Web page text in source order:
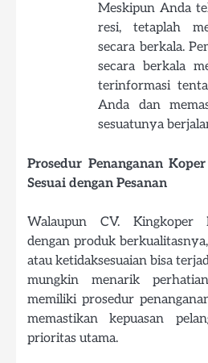
Meskipun Anda
resi, tetaplah
secara berkala.
secara berkala
terinformasi
Anda dan
sesuatunya
Prosedur Penanganan
Sesuai dengan Pesanan
Walaupun CV. Kingkoper
dengan produk
atau ketidaksesuaian bisa
mungkin menarik
memiliki prosedur
memastikan kepuasan
prioritas utama.